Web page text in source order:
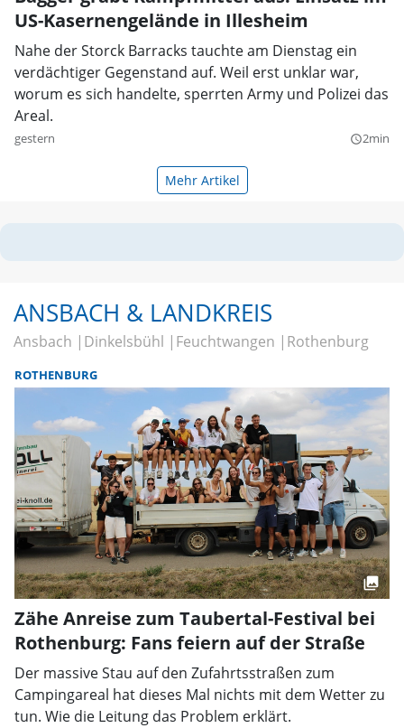
US-Kasernengelände in Illesheim
Nahe der Storck Barracks tauchte am Dienstag ein
verdächtiger Gegenstand auf. Weil erst unklar war,
worum es sich handelte, sperrten Army und Polizei das
Areal.
gestern query_builder2min
Mehr Artikel
ANSBACH & LANDKREIS
Ansbach Dinkelsbühl Feuchtwangen Rothenburg
ROTHENBURG
Zähe Anreise zum Taubertal-Festival bei
Rothenburg: Fans feiern auf der Straße
Der massive Stau auf den Zufahrtsstraßen zum
Campingareal hat dieses Mal nichts mit dem Wetter zu
tun. Wie die Leitung das Problem erklärt.